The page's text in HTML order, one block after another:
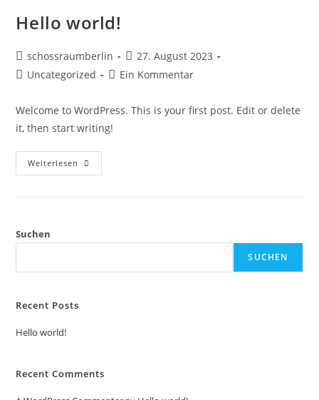
Hello world!
Beitrags-
Autor:
schossraumberlin
Beitrag
veröffentlicht:
27. August 2023
Beitrags-
Uncategorized
Beitrags-
Ein Kommentar
Welcome to WordPress. This is your first post. Edit or delete
it, then start writing!
Weiterlesen Hello
World!
Suchen
SUCHEN
Recent Posts
Hello world!
Recent Comments